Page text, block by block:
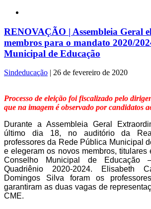
RENOVAÇÃO | Assembleia Geral
membros para o mandato 2020/
Municipal de Educação
Sindeducação | 26 de fevereiro de 2020
Processo de eleição foi fiscalizado pelo
que na imagem é observado por candidatos
Durante a Assembleia Geral
último dia 18, no auditório da
professores da Rede Pública Municipal
e elegeram os novos membros, titulares
Conselho Municipal de Educação
Quadriênio 2020-2024. Elisabeth
Domingos Silva foram os
garantiram as duas vagas de
CME.